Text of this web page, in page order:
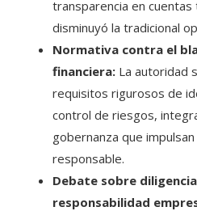
transparencia en
disminuyó la tradicional
Normativa contra el
financiera: La autoridad
requisitos rigurosos de
control de riesgos,
gobernanza que
responsable.
Debate sobre
responsabilidad